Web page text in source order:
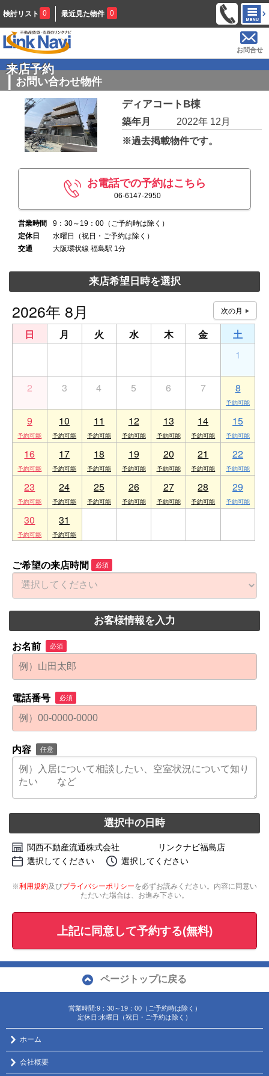
検討リスト 0 最近見た物件 0
お問合せ
来店予約
お問い合わせ物件
ディアコートB棟
築年月
2022年 12月
※過去掲載物件です。
お電話での予約はこちら
06-6147-2950
営業時間
9：30～19：00（ご予約時は除く）
定休日
水曜日（祝日・ご予約は除く）
交通
大阪環状線 福島駅 1分
来店希望日時を選択
2026年 8月
日 月 火 水 木 金
土
1
2 3 4 5 6 7 8
9 10 11 12 13 14 15
16 17 18 19 20 21 22
23 24 25 26 27 28 29
30 31
ご希望の来店時間 必須
お客様情報を入力
お名前 必須
電話番号 必須
内容 任意
選択中の日時
関西不動産流通株式会社 リンクナビ福島店
選択してください
選択してください
※利用規約及びプライバシーポリシーを必ずお読みください。内容に同意い
ただいた場合は、お進み下さい。
上記に同意して予約する(無料)
ページトップに戻る
営業時間:9：30～19：00（ご予約時は除く）
定休日:水曜日（祝日・ご予約は除く）
ホーム
会社概要